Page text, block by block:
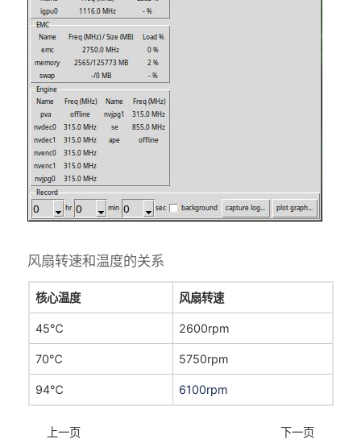
风扇转速和温度的关系
核心温度 风扇转速
45℃ 2600rpm
70℃ 5750rpm
94℃ 6100rpm
上一页 下一页